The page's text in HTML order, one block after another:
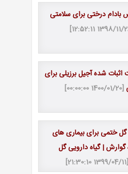
بادام درختی برای سلامتی
اثبات شده آجیل برزیلی برای
[1400/01/20 00:00:00]
ختمی برای بیماری های
گوارش | گیاه دارویی گل
[1399/04/11 21:30:10]